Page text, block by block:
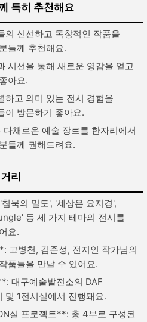
특히 추천해요
의 신선하고 독창적인 작품을
들께 추천해요.
시선을 통해 새로운 영감을 얻고
아요.
하고 의미 있는 전시 경험을
이 방문하기 좋아요.
다채로운 예술 장르를 한자리에서
들께 권해드려요.
리
묵의 밀도', '세상은 요지경',
등 세 가지 테마의 전시를
요.
고병천, 김준성, 전지인 작가님의
품들을 만날 수 있어요.
대구예술발전소의 DAF
및 1전시실에서 진행돼요.
실 프로젝트**: 총 4부로 구성된